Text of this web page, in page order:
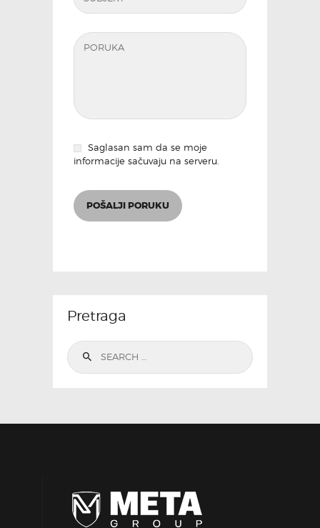
Saglasan sam da se moje
informacije sačuvaju na serveru.
Pretraga
Search
for: